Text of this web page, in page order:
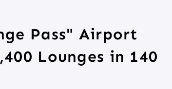
Pass" Airport
Lounges in 140